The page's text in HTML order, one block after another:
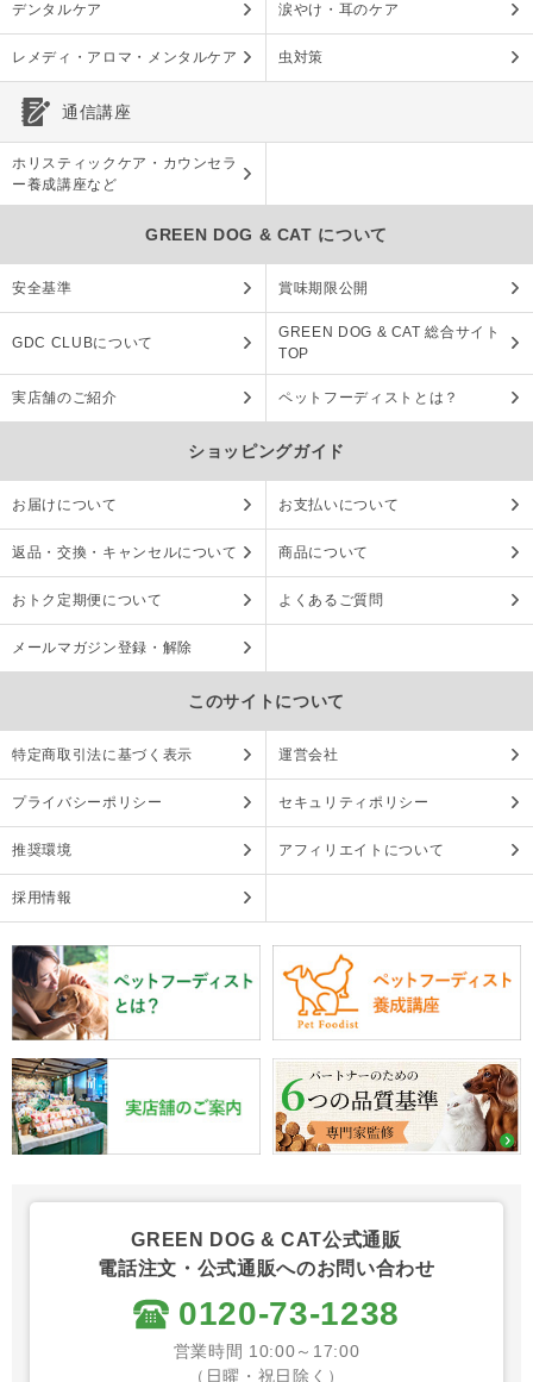
デンタルケア 涙やけ・耳のケア
レメディ・アロマ・メンタルケア 虫対策
通信講座
ホリスティックケア・カウンセラ
ー養成講座など
GREEN DOG & CAT について
安全基準 賞味期限公開
GDC CLUBについて
GREEN DOG & CAT 総合サイト
TOP
実店舗のご紹介 ペットフーディストとは？
ショッピングガイド
お届けについて お支払いについて
返品・交換・キャンセルについて 商品について
おトク定期便について よくあるご質問
メールマガジン登録・解除
このサイトについて
特定商取引法に基づく表示 運営会社
プライバシーポリシー セキュリティポリシー
推奨環境 アフィリエイトについて
採用情報
GREEN DOG & CAT公式通販
電話注文・公式通販へのお問い合わせ
0120-73-1238
営業時間 10:00～17:00
（日曜・祝日除く）